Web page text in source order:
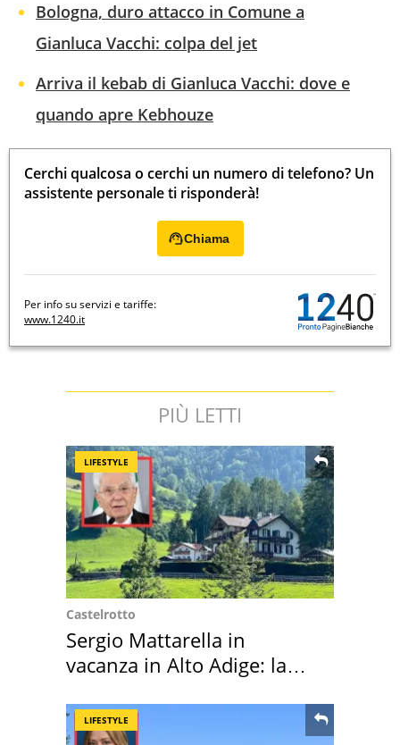
Bologna, duro attacco in Comune a
Gianluca Vacchi: colpa del jet
Arriva il kebab di Gianluca Vacchi: dove e
quando apre Kebhouze
Cerchi qualcosa o cerchi un numero di telefono? Un
assistente personale ti risponderà!
Chiama
Per info su servizi e tariffe:
www.1240.it
PIÙ LETTI
LIFESTYLE
Castelrotto
Sergio Mattarella in
vacanza in Alto Adige: la
LIFESTYLE